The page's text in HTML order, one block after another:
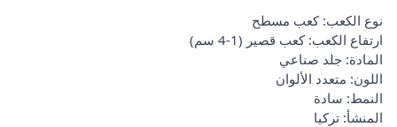
نوع الكعب: كعب مسطح
ارتفاع الكعب: كعب قصير (1-4 سم)
المادة: جلد صناعي
اللون: متعدد الألوان
النمط: سادة
المنشأ: تركيا